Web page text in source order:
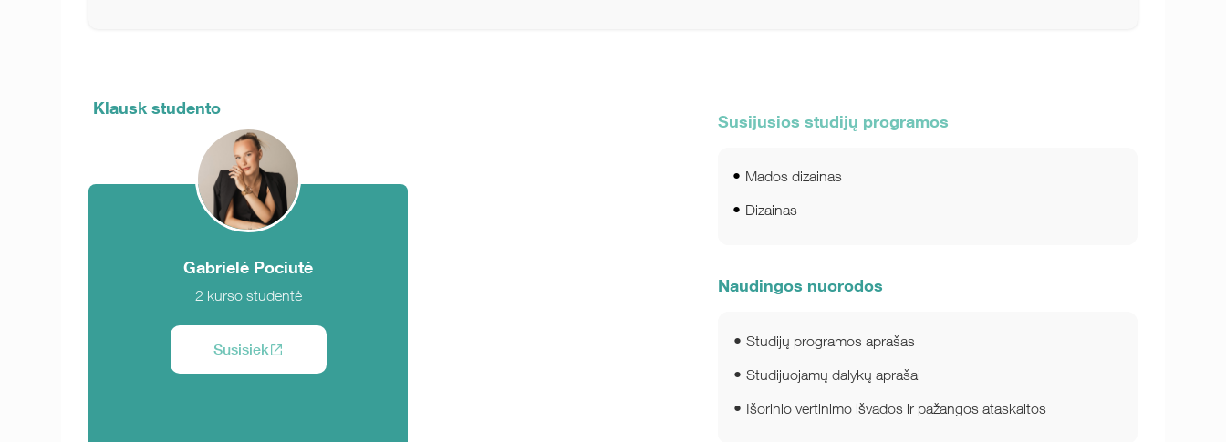
Klausk studento
Gabrielė Pociūtė
2 kurso studentė
Susisiek
Susijusios studijų programos
Mados dizainas
Dizainas
Naudingos nuorodos
Studijų programos aprašas
Studijuojamų dalykų aprašai
Išorinio vertinimo išvados ir pažangos ataskaitos